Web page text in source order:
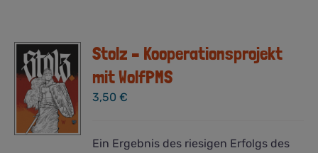
Stolz – Kooperationsprojekt
mit WolfPMS
3,50€
Ein Ergebnis des riesigen Erfolgs des